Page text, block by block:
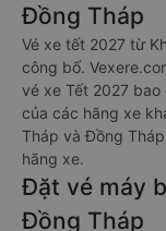
Đồng Tháp
Vé xe tết 2027 từ
công bố.
vé xe Tết 2027
của các hãng xe
Tháp và Đồng
hãng xe.
Đặt vé máy
Đồng Tháp